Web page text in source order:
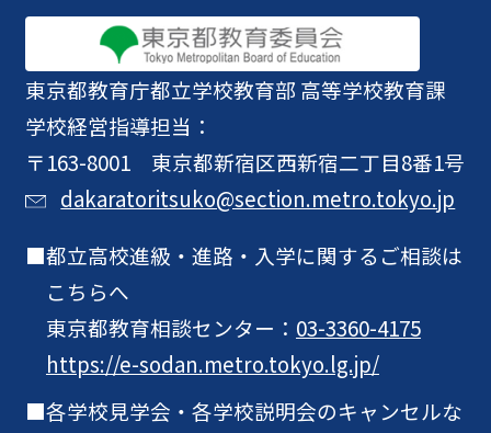
東京都教育庁都立学校教育部 高等学校教育課
学校経営指導担当：
〒163-8001 東京都新宿区西新宿二丁目8番1号
dakaratoritsuko@section.metro.tokyo.jp
都立高校進級・進路・入学に関するご相談は
こちらへ
東京都教育相談センター： 03-3360-4175
https://e-sodan.metro.tokyo.lg.jp/
各学校見学会・各学校説明会のキャンセルな